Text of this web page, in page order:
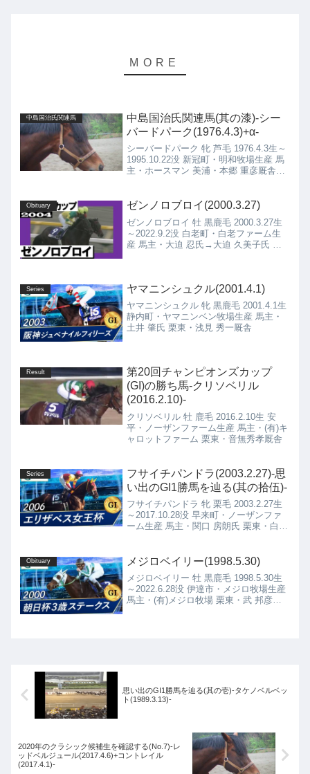
中島国治氏関連馬
中島国治氏関連馬(其の漆)-シー
バードパーク(1976.4.3)+α-
シーバードパーク 牝 芦毛 1976.4.3生～
1995.10.22没 新冠町・明和牧場生産 馬
主・ホースマン 美浦・本郷 重彦厩舎ホ
氏 美浦・高木 嘉夫厩舎
Obituary ゼンノロブロイ(2000.3.27)
ゼンノロブロイ 牡 黒鹿毛 2000.3.27生
～2022.9.2没 白老町・白老ファーム生
産 馬主・大迫 忍氏→大迫 久美子氏 美
Series ヤマニンシュクル(2001.4.1)
ヤマニンシュクル 牝 黒鹿毛 2001.4.1生
静内町・ヤマニンベン牧場生産 馬主・
土井 肇氏 栗東・浅見 秀一厩舎
Result
第20回チャンピオンズカップ
(GI)の勝ち馬-クリソベリル
(2016.2.10)-
クリソベリル 牡 鹿毛 2016.2.10生 安
平・ノーザンファーム生産 馬主・(有)キ
ャロットファーム 栗東・音無秀孝厩舎
Series
フサイチパンドラ(2003.2.27)-思
い出のGI1勝馬を辿る(其の拾伍)-
フサイチパンドラ 牝 栗毛 2003.2.27生
～2017.10.28没 早来町・ノーザンファ
ーム生産 馬主・関口 房朗氏 栗東・白井
Obituary メジロベイリー(1998.5.30)
メジロベイリー 牡 黒鹿毛 1998.5.30生
～2022.6.28没 伊達市・メジロ牧場生産
馬主・(有)メジロ牧場 栗東・武 邦彦厩
思い出のGI1勝馬を辿る(其の壱)-タケノベルベッ
ト(1989.3.13)-
2020年のクラシック候補生を確認する(No.7)-レ
ッドベルジュール(2017.4.6)+コントレイル
(2017.4.1)-